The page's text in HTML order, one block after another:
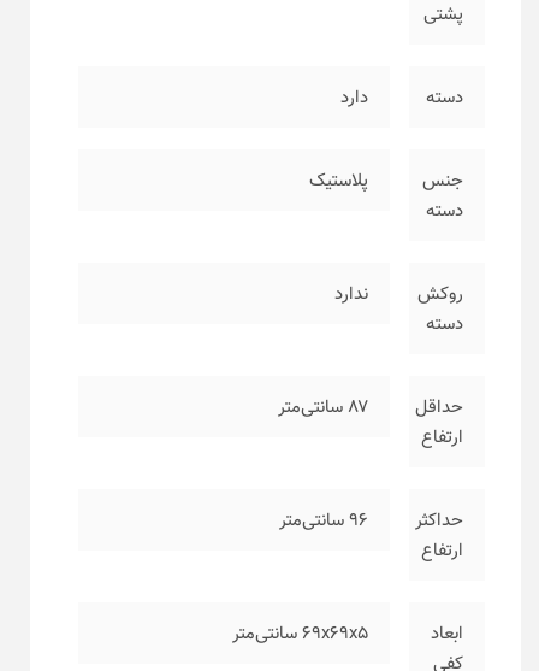
پشتی
دسته دارد
جنس
دسته
پلاستیک
روکش
دسته
ندارد
حداقل
ارتفاع
۸۷ سانتی‌متر
حداکثر
ارتفاع
۹۶ سانتی‌متر
ابعاد
کفی
۶۹x69x5 سانتی‌متر